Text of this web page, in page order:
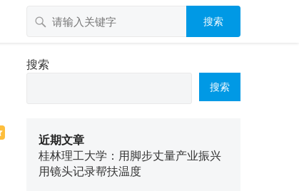
搜索
搜索
搜索
近期文章
桂林理工大学：用脚步丈量产业振兴
用镜头记录帮扶温度